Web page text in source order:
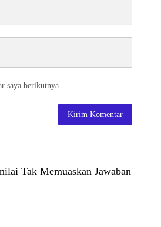
saya berikutnya.
Tak Memuaskan Jawaban